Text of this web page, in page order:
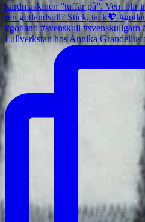
I ullverkstan hos Annika Grandelius